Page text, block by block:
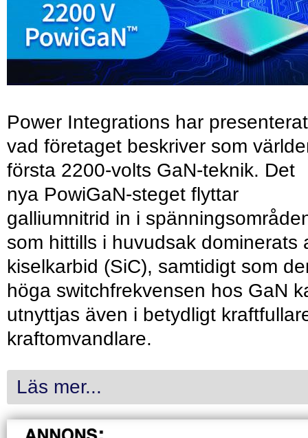
Power Integrations har presenterat
vad företaget beskriver som
första 2200-volts GaN-teknik. Det
nya PowiGaN-steget flyttar
galliumnitrid in i
som hittills i huvudsak dominerats
kiselkarbid (SiC), samtidigt som
höga switchfrekvensen hos GaN
utnyttjas även i betydligt
kraftomvandlare.
Läs mer...